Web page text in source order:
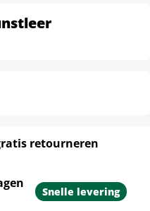
retourneren
Snelle levering